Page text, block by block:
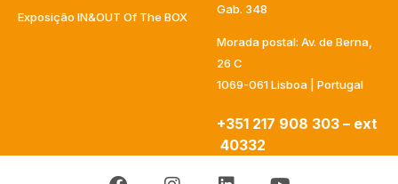
Exposição IN&OUT Of The BOX
Gab. 348
Morada postal: Av. de Berna,
26 C
1069-061 Lisboa | Portugal
+351 217 908 303 – ext
40332